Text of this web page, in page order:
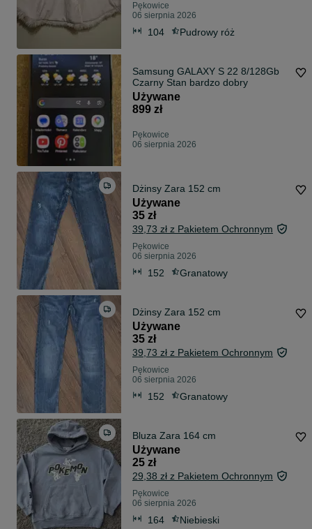
Pękowice
06 sierpnia 2026
104 Pudrowy róż
Samsung GALAXY S 22 8/128Gb
Czarny Stan bardzo dobry
Używane
899 zł
Pękowice
06 sierpnia 2026
Dżinsy Zara 152 cm
Używane
35 zł
39,73 zł z Pakietem Ochronnym
Pękowice
06 sierpnia 2026
152 Granatowy
Dżinsy Zara 152 cm
Używane
35 zł
39,73 zł z Pakietem Ochronnym
Pękowice
06 sierpnia 2026
152 Granatowy
Bluza Zara 164 cm
Używane
25 zł
29,38 zł z Pakietem Ochronnym
Pękowice
06 sierpnia 2026
164 Niebieski